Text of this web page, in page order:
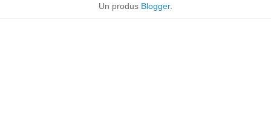
Un produs Blogger.